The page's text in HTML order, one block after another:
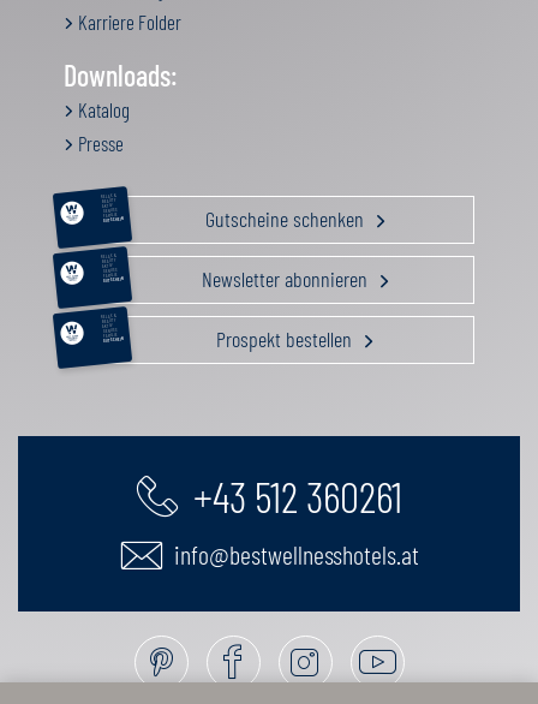
Karriere Folder
Downloads:
Katalog
Presse
RELAX &
BEAUTY
AKTIV
GENUSS
FAMILIE
GUTSCHEIN Gutscheine schenken
RELAX &
BEAUTY
AKTIV
GENUSS
FAMILIE
GUTSCHEIN Newsletter abonnieren
RELAX &
BEAUTY
AKTIV
GENUSS
FAMILIE
GUTSCHEIN Prospekt bestellen
+43 512 360261
info@bestwellnesshotels.at